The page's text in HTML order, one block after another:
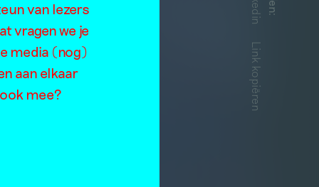
van lezers
vragen we je
media (nog)
aan elkaar
mee?
:
Link kopiëren